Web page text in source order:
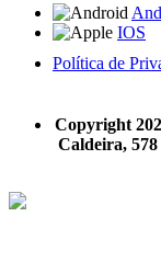
IOS
Política de
Copyright
Caldeira, 578